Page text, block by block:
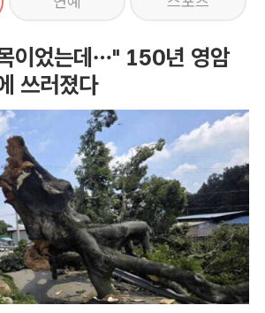
이었는데…" 150년 영암
쓰러졌다